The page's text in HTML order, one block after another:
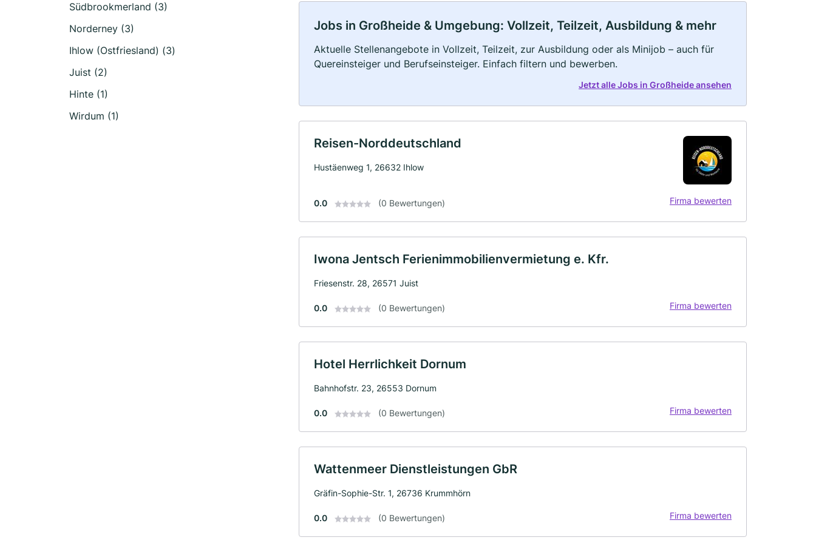
Südbrookmerland (3)
Norderney (3)
Ihlow (Ostfriesland) (3)
Juist (2)
Hinte (1)
Wirdum (1)
Jobs in Großheide & Umgebung: Vollzeit, Teilzeit, Ausbildung & mehr
Aktuelle Stellenangebote in Vollzeit, Teilzeit, zur Ausbildung oder als Minijob – auch für
Quereinsteiger und Berufseinsteiger. Einfach filtern und bewerben.
Jetzt alle Jobs in Großheide ansehen
Reisen-Norddeutschland
Hustäenweg 1, 26632 Ihlow
0.0 (0 Bewertungen) Firma bewerten
Iwona Jentsch Ferienimmobilienvermietung e. Kfr.
Friesenstr. 28, 26571 Juist
0.0 (0 Bewertungen) Firma bewerten
Hotel Herrlichkeit Dornum
Bahnhofstr. 23, 26553 Dornum
0.0 (0 Bewertungen) Firma bewerten
Wattenmeer Dienstleistungen GbR
Gräfin-Sophie-Str. 1, 26736 Krummhörn
0.0 (0 Bewertungen) Firma bewerten